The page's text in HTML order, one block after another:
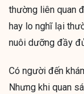
thường liên quan
hay lo nghĩ lại
nuôi dưỡng đầy
Có người đến
Nhưng khi quan